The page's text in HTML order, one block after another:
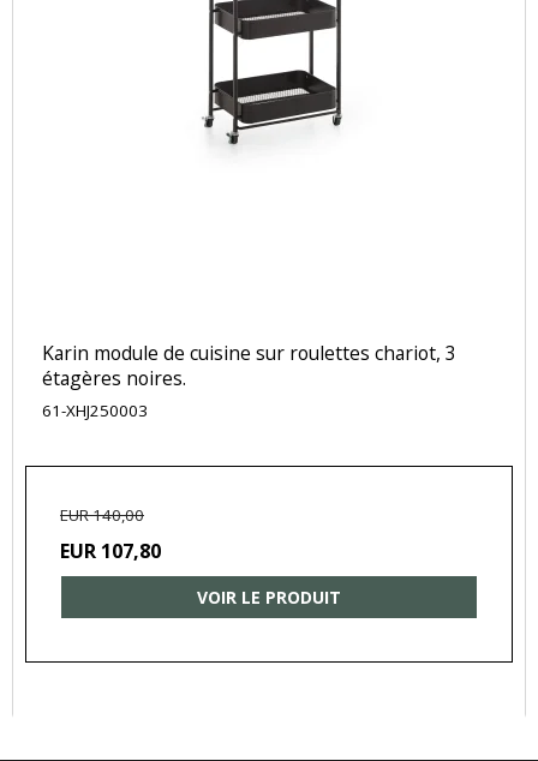
Karin module de cuisine sur roulettes chariot, 3
étagères noires.
61-XHJ250003
EUR 140,00
EUR 107,80
VOIR LE PRODUIT